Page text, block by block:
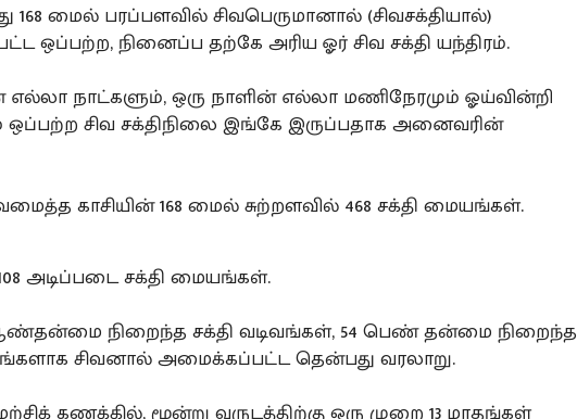
168 மைல் பரப்பளவில் சிவபெருமானால் (சிவசக்தியால்)
ஒப்பற்ற, நினைப்ப தற்கே அரிய ஓர் சிவ சக்தி யந்திரம்.
எல்லா நாட்களும், ஒரு நாளின் எல்லா மணிநேரமும் ஓய்வின்றி
ஒப்பற்ற சிவ சக்திநிலை இங்கே இருப்பதாக அனைவரின்
காசியின் 168 மைல் சுற்றளவில் 468 சக்தி மையங்கள்.
அடிப்படை சக்தி மையங்கள்.
நிறைந்த சக்தி வடிவங்கள், 54 பெண் தன்மை நிறைந்த
சிவனால் அமைக்கப்பட்ட தென்பது வரலாறு.